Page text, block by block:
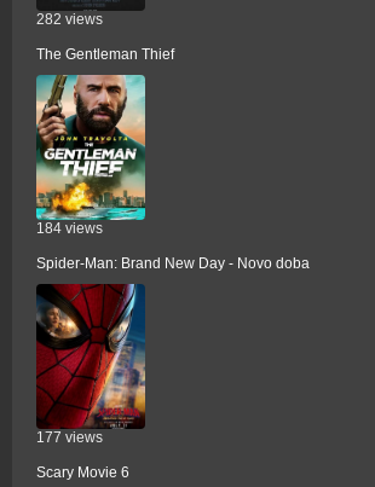
282 views
The Gentleman Thief
184 views
Spider-Man: Brand New Day - Novo doba
177 views
Scary Movie 6